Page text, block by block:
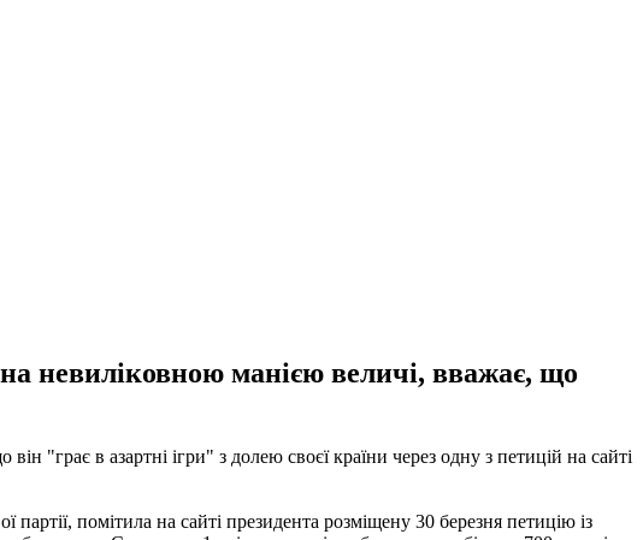
невиліковною манією величі, вважає, що
в азартні ігри" з долею своєї країни через одну з петицій на сайті
партії, помітила на сайті президента розміщену 30 березня петицію із